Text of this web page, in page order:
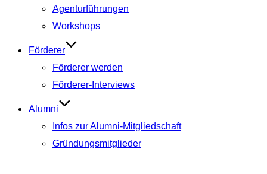
Agenturführungen
Workshops
Förderer
Förderer werden
Förderer-Interviews
Alumni
Infos zur Alumni-Mitgliedschaft
Gründungsmitglieder